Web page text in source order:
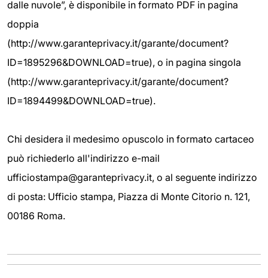
dalle nuvole”, è disponibile in formato PDF in pagina
doppia
(http://www.garanteprivacy.it/garante/document?
ID=1895296&DOWNLOAD=true), o in pagina singola
(http://www.garanteprivacy.it/garante/document?
ID=1894499&DOWNLOAD=true).
Chi desidera il medesimo opuscolo in formato cartaceo
può richiederlo all'indirizzo e-mail
ufficiostampa@garanteprivacy.it, o al seguente indirizzo
di posta: Ufficio stampa, Piazza di Monte Citorio n. 121,
00186 Roma.